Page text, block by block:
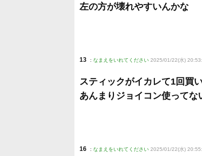
左の方が壊れやすいんかな
13 : なまえをいれてください 2025/01/22(水)
スティックがイカレて1回買
あんまりジョイコン使ってな
16 : なまえをいれてください 2025/01/22(水)